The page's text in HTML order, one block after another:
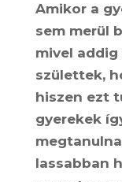
Amikor a
sem merül
mivel addig
születtek,
hiszen ezt
gyerekek
lassabban